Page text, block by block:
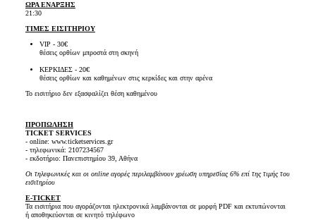
ΩΡΑ ΕΝΑΡΞΗΣ
21:30
ΤΙΜΕΣ ΕΙΣΙΤΗΡΙΟΥ
VIP - 30€
θέσεις ορθίων μπροστά στη σκηνή
ΚΕΡΚΙΔΕΣ - 20€
θέσεις ορθίων και καθημένων στις κερκίδες και στην αρένα
Το εισιτήριο δεν εξασφαλίζει θέση καθημένου
ΠΡΟΠΩΛΗΣΗ
TICKET SERVICES
- online: www.ticketservices.gr
- τηλεφωνικά: 2107234567
- εκδοτήριο: Πανεπιστημίου 39, Αθήνα
Οι τηλεφωνικές και οι online αγορές περιλαμβάνουν χρέωση υπηρεσίας 6% επί της τιμής του
εισιτηρίου
E-TICKET
Τα εισιτήρια που αγοράζονται ηλεκτρονικά λαμβάνονται σε μορφή PDF και εκτυπώνονται
ή αποθηκεύονται σε κινητό τηλέφωνο